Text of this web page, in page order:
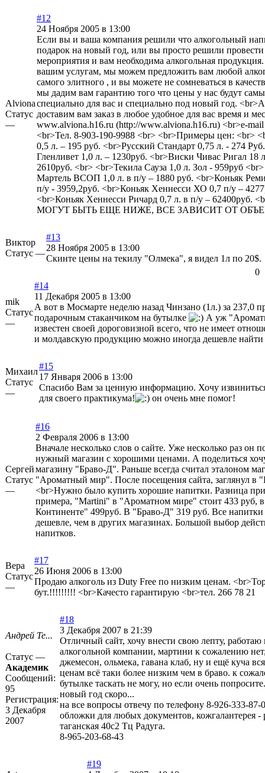
Alviona
Статус
—
#12
24 Ноября 2005 в 13:00
Если вы и ваша компания решили что алкогольный
подарок на новый год, или вы просто решили провести
мероприятия и вам необходима алкогольная
вашим услугам, мы можем предложить вам любой
самого элитного , и вы можете не сомневаться в
мы дадим вам гарантию того что цены у нас будут
специально для вас и специально под новый год.
доставим вам заказ в любое удобное для вас время и
www.alviona.h16.ru (http://www.alviona.h16.ru) <br>e-
<br>Тел. 8-903-190-9988 <br> <br>Примеры цен: <br>
0,5 л. – 195 руб. <br>Русский Стандарт 0,75 л. - 274
Гленливет 1,0 л. – 1230руб. <br>Виски Чивас Ригал 18
2610руб. <br> <br>Текила Сауза 1,0 л. Зол - 959руб
Мартель ВСОП 1,0 л. в п/у – 1880 руб. <br>Коньяк
п/у - 3959,2руб. <br>Коньяк Хеннесси ХО 0,7 п/у –
<br>Коньяк Хеннесси Ричард 0,7 л. в п/у – 62400руб.
МОГУТ БЫТЬ ЕЩЕ НИЖЕ, ВСЕ ЗАВИСИТ ОТ
Виктор
Статус —
#13
28 Ноября 2005 в 13:00
Скинте цены на текилу "Олмека", я видел 1л по 20$.
0
mik
Статус
—
#14
11 Декабря 2005 в 13:00
А вот в Мосмарте неделю назад Чинзано (1л.) за 237,0
подарочным стаканчиком на бутылке
А уж
известен своей дороговизной всего, что не имеет
и молдавскую продукцию можно иногда дешевле найти
Михаил
Статус
—
#15
17 Января 2006 в 13:00
Спасибо Вам за ценную информацию. Хочу
для своего практикума!
он очень мне помог!
Сергей
Статус
—
#16
2 Февраля 2006 в 13:00
Вначале несколько слов о сайте. Уже несколько раз он
нужный магазин с хорошими ценами. А поделиться
магазину "Браво-Д". Раньше всегда считал эталоном
"Ароматный мир". После посещения сайта, заглянул в
<br>Нужно было купить хорошие напитки. Разница
примера, "Martini" в "Ароматном мире" стоит 433 руб,
Континенте" 499руб. В "Браво-Д" 319 руб. Все напитки
дешевле, чем в других магазинах. Большой выбор
напитков.
Вера
Статус
—
#17
26 Июня 2006 в 13:00
Продаю алкоголь из Duty Free по низким ценам.
бут.!!!!!!!!! <br>Качесто гарантирую <br>тел. 266 78 21
Андрей Те...
Статус —
Академик
Сообщений:
95
Регистрация:
3 Декабря
2007
#18
3 Декабря 2007 в 21:39
Отличный сайт, хочу внести свою лепту, работаю
алкогольной компании, мартини к сожалению нет,
джемесон, ольмека, гавана клаб, ну и ещё куча
ценам всё таки более низким чем в браво. к
бутылке таскать не могу, но если очень
новый год скоро...
на все вопросы отвечу по телефону 8-926-333-87-
обложки для любых документов, кожгалантерея -
таганская 40с2 Тц Радуга.
8-965-203-68-43
#19